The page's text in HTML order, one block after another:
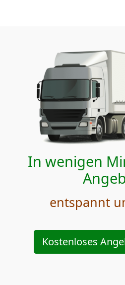
In wenigen
entspannt
Kostenloses